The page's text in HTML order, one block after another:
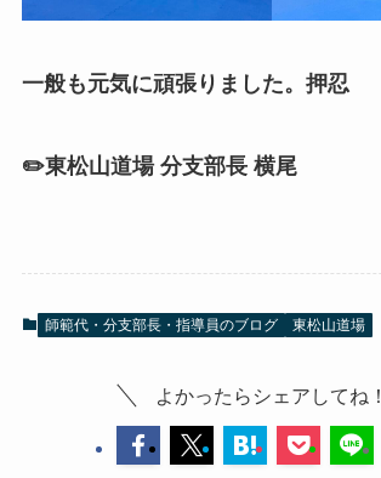
一般も元気に頑張りました。押忍
✏️東松山道場 分支部長 横尾
師範代・分支部長・指導員のブログ 東松山道場
よかったらシェアしてね！